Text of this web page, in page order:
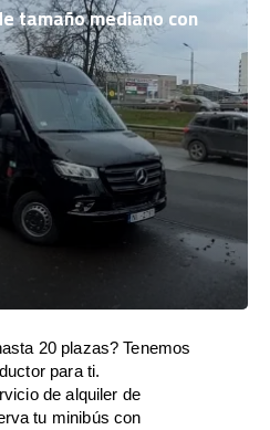
tamaño mediano con
20 plazas? Tenemos
para ti.
de alquiler de
tu minibús con